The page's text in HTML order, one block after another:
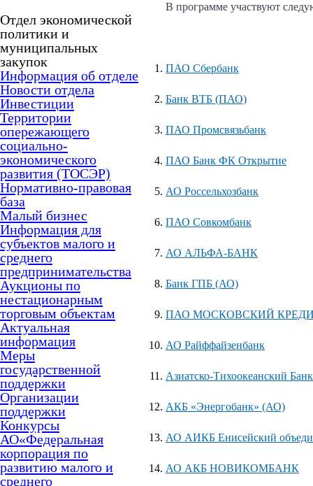
Отдел экономической
политики и
муниципальных
закупок
Информация об отделе
Новости отдела
Инвестиции
Территории
опережающего
социально-
экономического
развития (ТОСЭР)
Нормативно-правовая
база
Малый бизнес
Информация для
субъектов малого и
среднего
предпринимательства
Аукционы по
нестационарным
торговым объектам
Актуальная
информация
Меры
государственной
поддержки
Организации
поддержки
Конкурсы
АО«Федеральная
корпорация по
развитию малого и
среднего
В программе участвуют
ПАО Сбербанк
Банк ВТБ (ПАО)
ПАО Промсвязьбанк
ПАО Банк ФК Открытие
АО Россельхозбанк
ПАО Совкомбанк
АО АЛЬФА-БАНК
Банк ГПБ (АО)
ПАО МОСКОВСКИЙ
АО Райффайзенбанк
Азиатско-Тихоокеанский
АКБ «Энергобанк» (АО)
АО АИКБ Енисейский
АО АКБ НОВИКОМБАНК